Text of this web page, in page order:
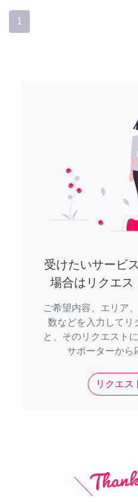
1
受けたいサービ
場合はリクエス
ご希望内容、エリア
数などを入力してリ
と、そのリクエスト
サポーターから
リクエス